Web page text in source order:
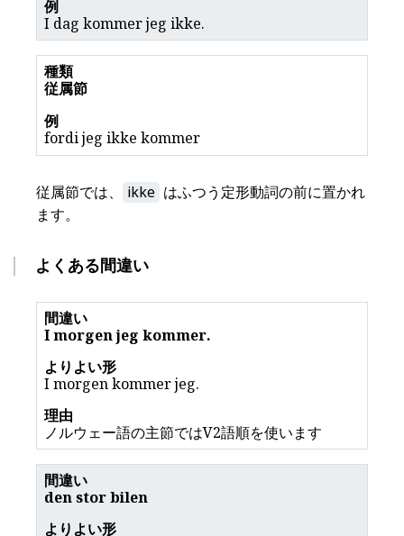
I dag kommer jeg ikke.
従属節
fordi jeg ikke kommer
従属節では、 ikke はふつう定形動詞の前に置かれ
ます。
よくある間違い
I morgen jeg kommer.
I morgen kommer jeg.
ノルウェー語の主節ではV2語順を使います
den stor bilen